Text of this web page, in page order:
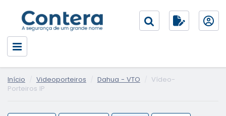
Início Videoporteiros Dahua - VTO
Vídeo-
Porteiros IP